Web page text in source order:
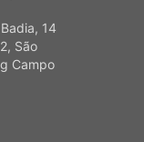
14
São
Campo